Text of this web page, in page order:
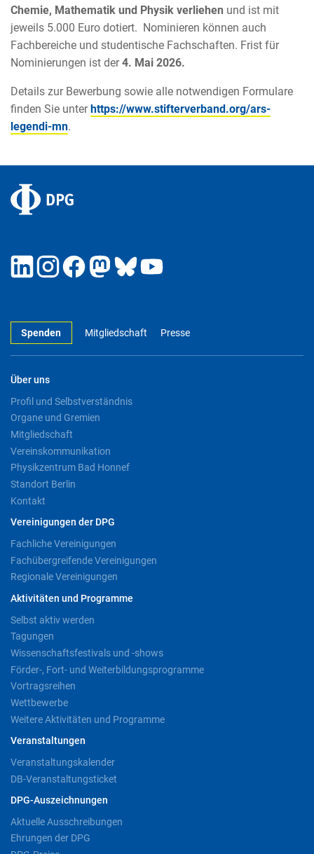
Chemie, Mathematik und Physik verliehen und ist mit
jeweils 5.000 Euro dotiert. Nominieren können auch
Fachbereiche und studentische Fachschaften. Frist für
Nominierungen ist der4. Mai 2026.
Details zur Bewerbung sowie alle notwendigen Formulare
finden Sie unterhttps://www.stifterverband.org/ars-
legendi-mn.
Spenden Mitgliedschaft Presse
Über uns
Profil und Selbstverständnis
Organe und Gremien
Mitgliedschaft
Vereinskommunikation
Physikzentrum Bad Honnef
Standort Berlin
Kontakt
Vereinigungen der DPG
Fachliche Vereinigungen
Fachübergreifende Vereinigungen
Regionale Vereinigungen
Aktivitäten und Programme
Selbst aktiv werden
Tagungen
Wissenschaftsfestivals und -shows
Förder-, Fort- und Weiterbildungsprogramme
Vortragsreihen
Wettbewerbe
Weitere Aktivitäten und Programme
Veranstaltungen
Veranstaltungskalender
DB-Veranstaltungsticket
DPG-Auszeichnungen
Aktuelle Ausschreibungen
Ehrungen der DPG